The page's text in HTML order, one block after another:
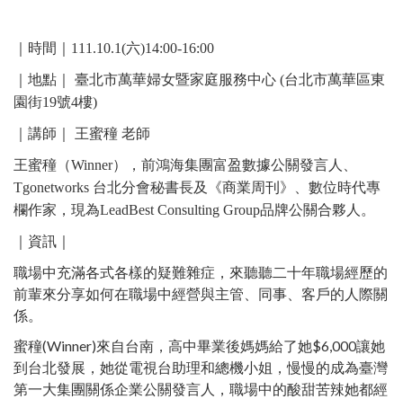
｜時間｜111.10.1(六)14:00-16:00
｜地點｜ 臺北市萬華婦女暨家庭服務中心 (台北市萬華區東
園街19號4樓)​
｜講師｜ 王蜜穜 老師
王蜜穜（Winner），前鴻海集團富盈數據公關發言人、
Tgonetworks 台北分會秘書長及《商業周刊》、數位時代專
欄作家，現為LeadBest Consulting Group品牌公關合夥人。
｜資訊｜
職場中充滿各式各樣的疑難雜症，來聽聽二十年職場經歷的
前輩來分享如何在職場中經營與主管、同事、客戶的人際關
係。
蜜穜(Winner)來自台南，高中畢業後媽媽給了她$6,000讓她
到台北發展，她從電視台助理和總機小姐，慢慢的成為臺灣
第一大集團關係企業公關發言人，職場中的酸甜苦辣她都經